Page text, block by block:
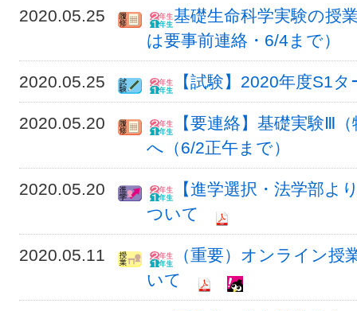
2020.05.25
基礎生命科学実験の授
は要事前連絡・6/4まで）
2020.05.25 【試験】2020年度S1
2020.05.20
【要連絡】基礎実験Ⅲ
へ（6/2正午まで）
2020.05.20
【進学選択・法学部よ
ついて
2020.05.11
（重要）オンライン
いて